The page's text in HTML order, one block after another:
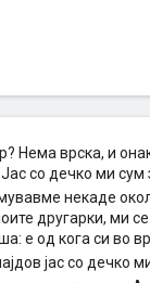
Нема врска, и
со дечко ми сум
некаде
другарки, ми
е од кога си во
јас со дечко